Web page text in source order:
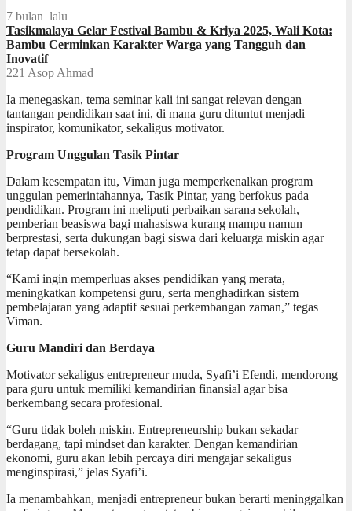
7 bulan lalu
Tasikmalaya Gelar Festival Bambu & Kriya 2025, Wali Kota:
Bambu Cerminkan Karakter Warga yang Tangguh dan
Inovatif
221 Asop Ahmad
Ia menegaskan, tema seminar kali ini sangat relevan dengan
tantangan pendidikan saat ini, di mana guru dituntut menjadi
inspirator, komunikator, sekaligus motivator.
Program Unggulan Tasik Pintar
Dalam kesempatan itu, Viman juga memperkenalkan program
unggulan pemerintahannya, Tasik Pintar, yang berfokus pada
pendidikan. Program ini meliputi perbaikan sarana sekolah,
pemberian beasiswa bagi mahasiswa kurang mampu namun
berprestasi, serta dukungan bagi siswa dari keluarga miskin agar
tetap dapat bersekolah.
“Kami ingin memperluas akses pendidikan yang merata,
meningkatkan kompetensi guru, serta menghadirkan sistem
pembelajaran yang adaptif sesuai perkembangan zaman,” tegas
Viman.
Guru Mandiri dan Berdaya
Motivator sekaligus entrepreneur muda, Syafi’i Efendi, mendorong
para guru untuk memiliki kemandirian finansial agar bisa
berkembang secara profesional.
“Guru tidak boleh miskin. Entrepreneurship bukan sekadar
berdagang, tapi mindset dan karakter. Dengan kemandirian
ekonomi, guru akan lebih percaya diri mengajar sekaligus
menginspirasi,” jelas Syafi’i.
Ia menambahkan, menjadi entrepreneur bukan berarti meninggalkan